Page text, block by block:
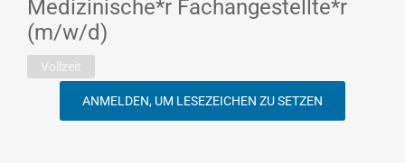
Medizinische*r Fachangestellte*r
(m/w/d)
Vollzeit
ANMELDEN, UM LESEZEICHEN ZU SETZEN